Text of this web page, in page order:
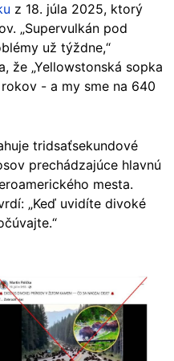
z 18. júla 2025, ktorý
„Supervulkán pod
už týždne,“
že „Yellowstonská sopka
- a my sme na 640
tridsaťsekundové
prechádzajúce hlavnú
mesta.
„Keď uvidíte divoké